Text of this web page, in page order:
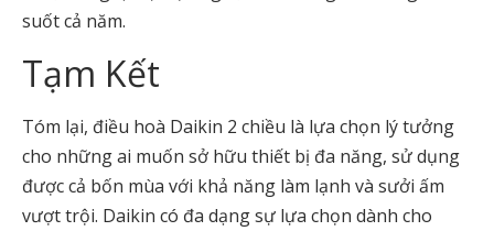
suốt cả năm.
Tạm Kết
Tóm lại, điều hoà Daikin 2 chiều là lựa chọn lý tưởng
cho những ai muốn sở hữu thiết bị đa năng, sử dụng
được cả bốn mùa với khả năng làm lạnh và sưởi ấm
vượt trội. Daikin có đa dạng sự lựa chọn dành cho